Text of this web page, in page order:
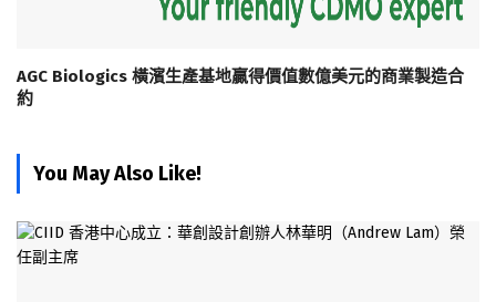
AGC Biologics 橫濱生產基地贏得價值數億美元的商業製造合
約
You May Also Like!